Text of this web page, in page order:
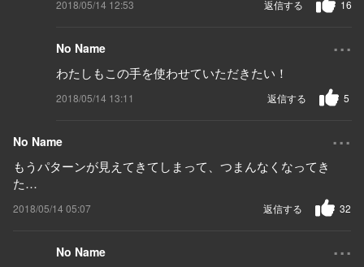
2018/05/14 12:53 16
返信する
No Name ...
わたしもこの手を使わせていただきたい！
2018/05/14 13:11 5
返信する
No Name ...
もうパターンが見えてきてしまって、つまんなくなってき
た…
2018/05/14 05:07 32
返信する
No Name ...